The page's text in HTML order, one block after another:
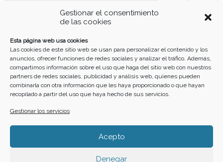
Gestionar el consentimiento
de las cookies
Esta página web usa cookies
Las cookies de este sitio web se usan para personalizar el contenido y los
anuncios, ofrecer funciones de redes sociales y analizar el tráfico. Además,
compartimos información sobre el uso que haga del sitio web con nuestros
partners de redes sociales, publicidad y análisis web, quienes pueden
combinarla con otra información que les haya proporcionado o que hayan
recopilado a partir del uso que haya hecho de sus servicios.
Gestionar los servicios
Acepto
Denegar
10 11 12
17 18 19 20 21 22 23
24 25 26 27 28 29
31